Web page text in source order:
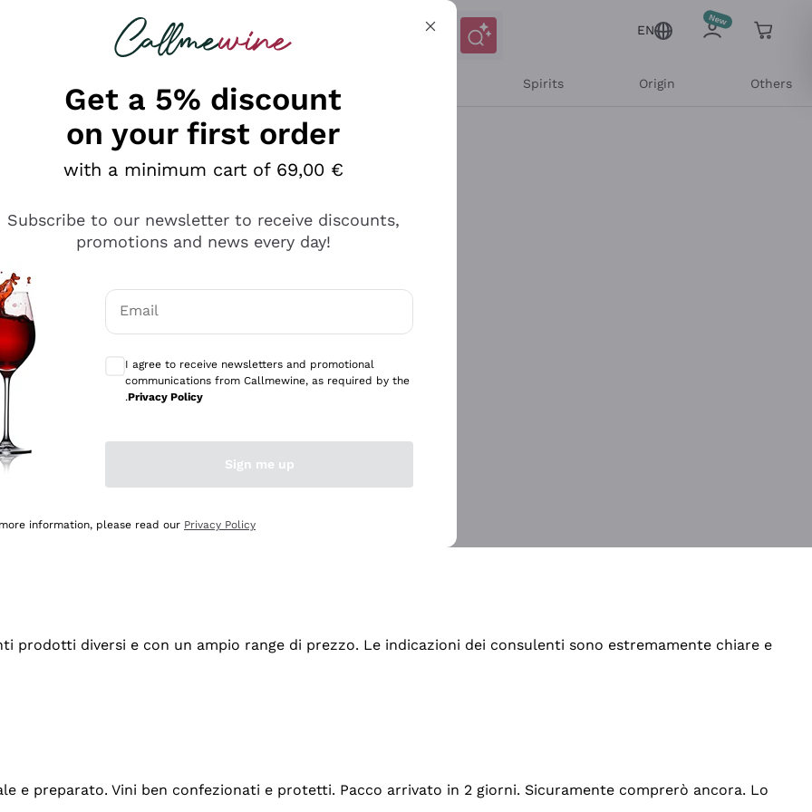
looking for
EN
Spirits Origin Others
professionalità
diversi e con un ampio range di prezzo. Le indicazioni dei consulenti sono estremamente chiare e
e preparato. Vini ben confezionati e protetti. Pacco arrivato in 2 giorni. Sicuramente comprerò ancora. Lo
Get a 5% discount
on your first order
with a minimum cart of 69,00 €
Subscribe to our newsletter to receive discounts,
promotions and news every day!
Email
I agree to receive newsletters and promotional
communications from Callmewine, as required by the
.Privacy Policy
Sign me up
information, please read our Privacy Policy